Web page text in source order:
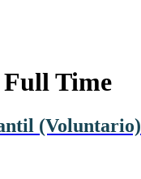
Full Time
(Voluntario)